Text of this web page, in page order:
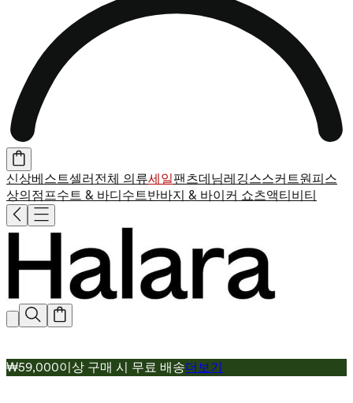
신상베스트셀러전체 의류세일팬츠데님레깅스스커트원피스
상의점프수트 & 바디수트반바지 & 바이커 쇼츠액티비티
₩59,000이상 구매 시 무료 배송더보기